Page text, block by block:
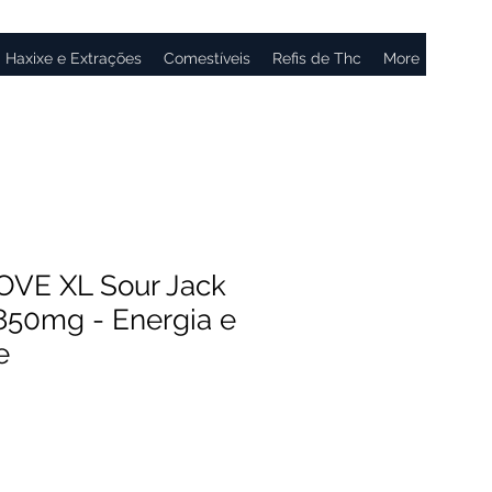
Haxixe e Extrações Comestíveis Refis de Thc More
XL Sour Jack
- Energia e